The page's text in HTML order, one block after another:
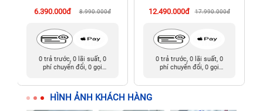
6.390.000đ
8.990.000đ
0 trả trước, 0 lãi suất, 0
phí chuyển đổi, 0 gọi
12.490.000đ
17.990.000đ
0 trả trước, 0 lãi suất, 0
phí chuyển đổi, 0 gọi
HÌNH ẢNH KHÁCH HÀNG